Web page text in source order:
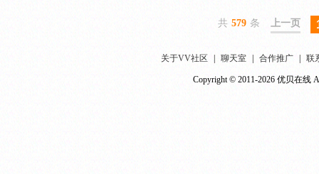
共 579 条 上一页
关于VV社区 聊天室 合作推广 联
Copyright © 2011-2026 优贝在线